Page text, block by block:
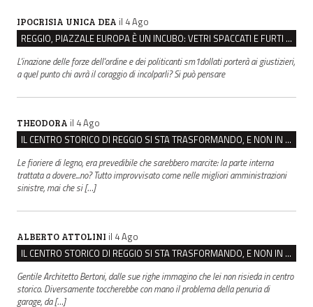
IPOCRISIA UNICA DEA il 4 Ago
REGGIO, PIAZZALE EUROPA È UN INCUBO: VETRI SPACCATI E FURTI SULLE AUTO IN SOSTA
L'inazione delle forze dell'ordine e dei politicanti sm1dollati porterà ai giustizieri,
a quel punto chi avrà il coraggio di incolparli? Si può pensare
THEODORA il 4 Ago
IL CENTRO STORICO DI REGGIO SI STA TRASFORMANDO, E NON IN MEGLIO
Le fioriere di legno, era prevedibile che sarebbero marcite: la parte interna
trattata a dovere...no? Tutto improvvisato come nelle migliori amministrazioni
sinistre, mai che si […]
ALBERTO ATTOLINI il 4 Ago
IL CENTRO STORICO DI REGGIO SI STA TRASFORMANDO, E NON IN MEGLIO
Gentile Architetto Bertoni, dalle sue righe immagino che lei non risieda in centro
storico. Diversamente toccherebbe con mano il problema della penuria di
garage, da […]